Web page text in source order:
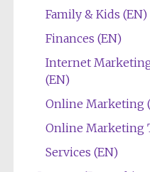
Family & Kids (EN)
Finances (EN)
Internet
(EN)
Online Marketing
Online Marketing
Services (EN)